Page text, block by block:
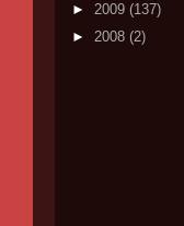
► 2009 (137)
► 2008 (2)